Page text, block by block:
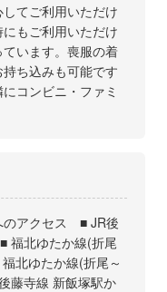
てご利用いただけ
もご利用いただけ
います。喪服の着
ち込みも可能です
コンビニ・ファミ
のアクセス ■ JR後
福北ゆたか線(折尾
北ゆたか線(折尾～
藤寺線 新飯塚駅か